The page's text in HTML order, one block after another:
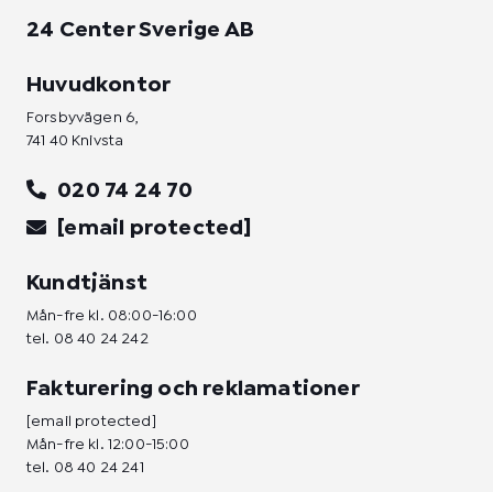
24 Center Sverige AB
Huvudkontor
Forsbyvägen 6,
741 40 Knivsta
020 74 24 70
[email protected]
Kundtjänst
Mån-fre kl. 08:00-16:00
tel. 08 40 24 242
Fakturering och reklamationer
[email protected]
Mån-fre kl. 12:00-15:00
tel. 08 40 24 241